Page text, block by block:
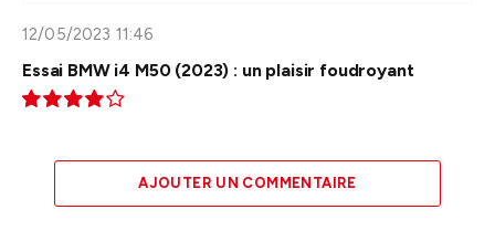
12/05/2023 11:46
Essai BMW i4 M50 (2023) : un plaisir foudroyant
AJOUTER UN COMMENTAIRE